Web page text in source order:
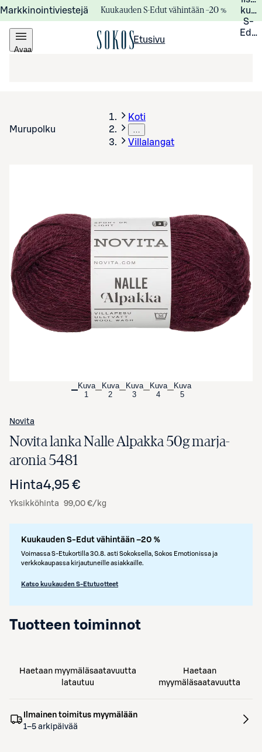
Markkinointiviestejä Kuukauden S-Edut vähintään –20 %
S-
Avaa
Etusivu
Murupolku
Koti
…
Villalangat
Avaa tuotekuva suurennettuna
Kuva
1
Kuva
2
Kuva
3
Kuva
4
Kuva
5
Novita
Novita lanka Nalle Alpakka 50g marja-
aronia 5481
Hinta4,95 €
Yksikköhinta 99,00 €/kg
Kuukauden S-Edut vähintään –20 %
Voimassa S-Etukortilla 30.8. asti Sokoksella, Sokos Emotionissa ja
verkkokaupassa kirjautuneille asiakkaille.
Katso kuukauden S-Etutuotteet
Tuotteen toiminnot
Haetaan myymäläsaatavuutta
latautuu
Haetaan
myymäläsaatavuutta
Ilmainen toimitus myymälään
1–5 arkipäivää